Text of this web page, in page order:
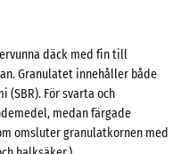
däck med fin till
Granulatet innehåller både
(SBR). För svarta och
medan färgade
omsluter granulatkornen med